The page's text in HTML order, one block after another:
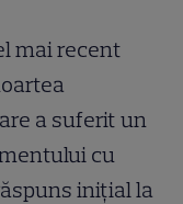
mai recent
a suferit un
cu
inițial la